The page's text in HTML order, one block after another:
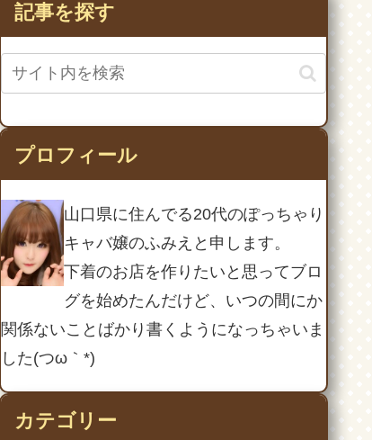
記事を探す
プロフィール
山口県に住んでる20代のぽっちゃり
キャバ嬢のふみえと申します。
下着のお店を作りたいと思ってブロ
グを始めたんだけど、いつの間にか
関係ないことばかり書くようになっちゃいま
した(つω｀*)
カテゴリー